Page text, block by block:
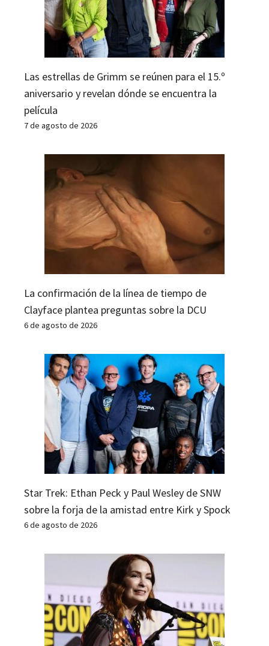
Las estrellas de Grimm se reúnen para el 15.º
aniversario y revelan dónde se encuentra la
película
7 de agosto de 2026
La confirmación de la línea de tiempo de
Clayface plantea preguntas sobre la DCU
6 de agosto de 2026
Star Trek: Ethan Peck y Paul Wesley de SNW
sobre la forja de la amistad entre Kirk y Spock
6 de agosto de 2026